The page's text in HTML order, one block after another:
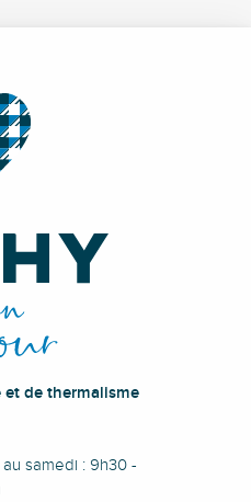
de thermalisme
samedi : 9h30 -